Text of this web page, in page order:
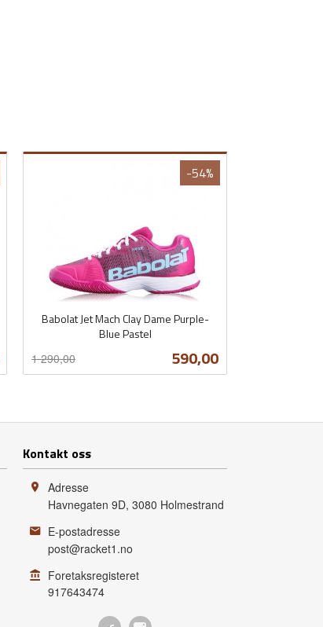
Babolat Jet Mach Clay Dame Purple-
Blue Pastel
Tilbud
590,00
1 290,00
-54%
mva.
Kontakt oss
Adresse
Havnegaten 9D, 3080 Holmestrand
E-postadresse
post@racket1.no
Foretaksregisteret
917643474